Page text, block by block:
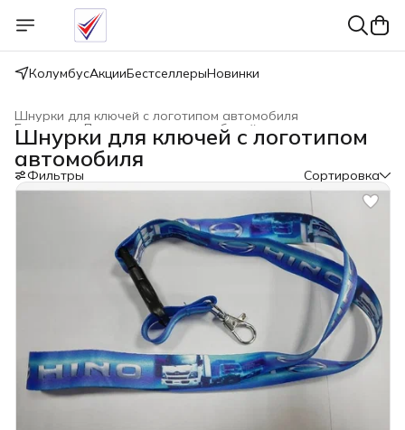
КолумбусАкцииБестселлерыНовинки
Шнурки для ключей с логотипом автомобиля
Для грузовых автомобилей
Главная
Шнурки для ключей с логотипом
автомобиля
Фильтры Сортировка